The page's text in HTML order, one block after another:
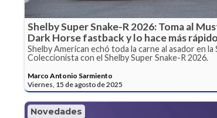
Shelby Super Snake-R 2026: Toma al
Dark Horse fastback y lo hace más rápido
Shelby American echó toda la carne al asador en la
Coleccionista con el Shelby Super Snake-R 2026.
Marco Antonio Sarmiento
Viernes, 15 de agosto de 2025
Novedades